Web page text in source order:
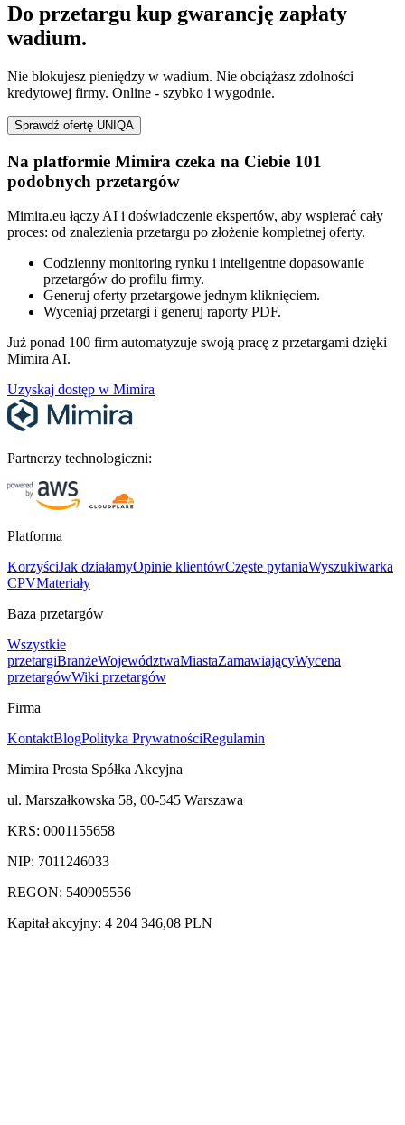
Do przetargu kup gwarancję zapłaty
wadium.
Nie blokujesz pieniędzy w wadium. Nie obciążasz zdolności
kredytowej firmy. Online - szybko i wygodnie.
Sprawdź ofertę UNIQA
Na platformie Mimira czeka na Ciebie 101
podobnych przetargów
Mimira.eu łączy AI i doświadczenie ekspertów, aby wspierać cały
proces: od znalezienia przetargu po złożenie kompletnej oferty.
Codzienny monitoring rynku i inteligentne dopasowanie
przetargów do profilu firmy.
Generuj oferty przetargowe jednym kliknięciem.
Wyceniaj przetargi i generuj raporty PDF.
Już ponad 100 firm automatyzuje swoją pracę z przetargami dzięki
Mimira AI.
Uzyskaj dostęp w Mimira
Partnerzy technologiczni:
Platforma
KorzyściJak działamyOpinie klientówCzęste pytaniaWyszukiwarka
CPVMateriały
Baza przetargów
Wszystkie
przetargiBranżeWojewództwaMiastaZamawiającyWycena
przetargówWiki przetargów
Firma
KontaktBlogPolityka PrywatnościRegulamin
Mimira Prosta Spółka Akcyjna
ul. Marszałkowska 58, 00-545 Warszawa
KRS: 0001155658
NIP: 7011246033
REGON: 540905556
Kapitał akcyjny: 4 204 346,08 PLN